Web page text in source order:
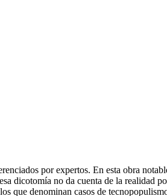
por expertos. En esta obra
dicotomía no da cuenta de la realidad
que denominan casos de